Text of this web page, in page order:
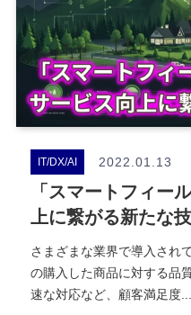
IT/DX/AI 2022.01.13
「スマートフィー
上に繋がる新たな
さまざまな業界で導入され
の購入した商品に対する品
速な対応など、顧客満足度...